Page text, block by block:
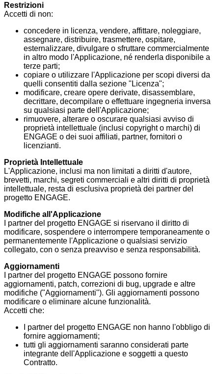
Restrizioni
Accetti di non:
concedere in licenza, vendere, affittare, noleggiare,
assegnare, distribuire, trasmettere, ospitare,
esternalizzare, divulgare o sfruttare commercialmente
in altro modo l'Applicazione, né renderla disponibile a
terze parti;
copiare o utilizzare l'Applicazione per scopi diversi da
quelli consentiti dalla sezione "Licenza";
modificare, creare opere derivate, disassemblare,
decrittare, decompilare o effettuare ingegneria inversa
su qualsiasi parte dell'Applicazione;
rimuovere, alterare o oscurare qualsiasi avviso di
proprietà intellettuale (inclusi copyright o marchi) di
ENGAGE o dei suoi affiliati, partner, fornitori o
licenzianti.
Proprietà Intellettuale
L'Applicazione, inclusi ma non limitati a diritti d'autore,
brevetti, marchi, segreti commerciali e altri diritti di proprietà
intellettuale, resta di esclusiva proprietà dei partner del
progetto ENGAGE.
Modifiche all'Applicazione
I partner del progetto ENGAGE si riservano il diritto di
modificare, sospendere o interrompere temporaneamente o
permanentemente l'Applicazione o qualsiasi servizio
collegato, con o senza preavviso e senza responsabilità.
Aggiornamenti
I partner del progetto ENGAGE possono fornire
aggiornamenti, patch, correzioni di bug, upgrade e altre
modifiche ("Aggiornamenti"). Gli aggiornamenti possono
modificare o eliminare alcune funzionalità.
Accetti che:
I partner del progetto ENGAGE non hanno l'obbligo di
fornire aggiornamenti;
tutti gli aggiornamenti saranno considerati parte
integrante dell'Applicazione e soggetti a questo
Contratto.